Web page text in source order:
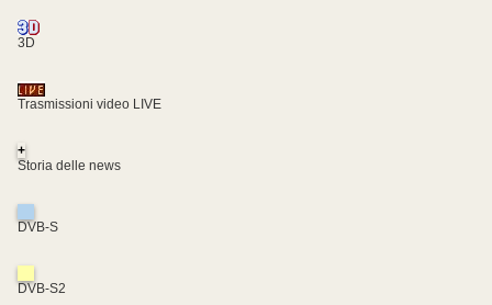
3D
Trasmissioni video LIVE
+
Storia delle news
DVB-S
DVB-S2